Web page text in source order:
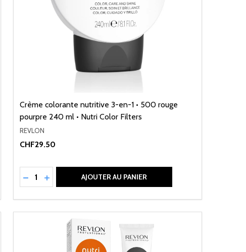
Crème colorante nutritive 3-en-1 • 500 rouge
pourpre 240 ml • Nutri Color Filters
REVLON
CHF29.50
Quantité:
RÉDUIRE LA QUANTITÉ DE UNDEFINED
AUGMENTER LA QUANTITÉ DE UNDEFINED
AJOUTER AU PANIER